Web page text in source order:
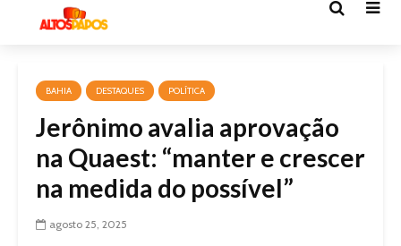
BAHIA DESTAQUES POLÍTICA
Jerônimo avalia aprovação
na Quaest: “manter e crescer
na medida do possível”
agosto 25, 2025